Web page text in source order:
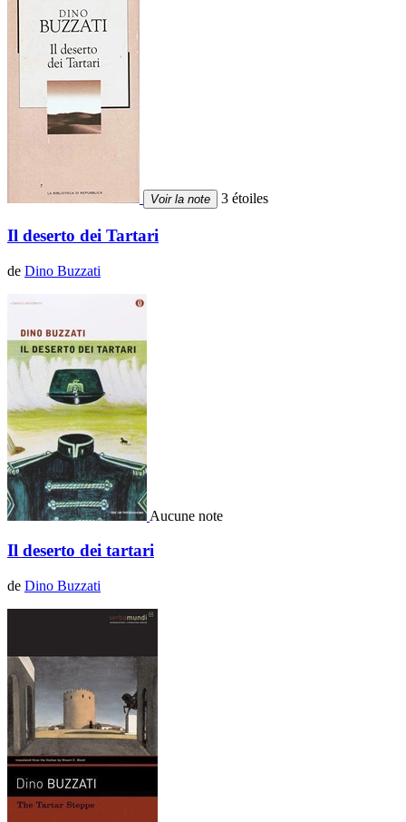
Voir la note 3 étoiles
Il deserto dei Tartari
de Dino Buzzati
Aucune note
Il deserto dei tartari
de Dino Buzzati